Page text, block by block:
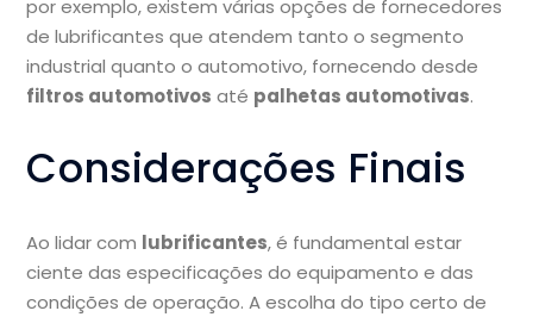
por exemplo, existem várias opções de fornecedores
de lubrificantes que atendem tanto o segmento
industrial quanto o automotivo, fornecendo desde
filtros automotivos até palhetas automotivas.
Considerações Finais
Ao lidar com lubrificantes, é fundamental estar
ciente das especificações do equipamento e das
condições de operação. A escolha do tipo certo de